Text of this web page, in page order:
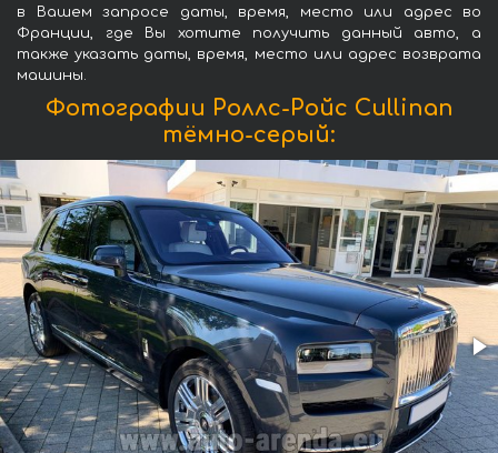
в Вашем запросе даты, время, место или адрес во
Франции, где Вы хотите получить данный авто, а
также указать даты, время, место или адрес возврата
машины.
Фотографии Роллс-Ройс Cullinan
тёмно-серый: